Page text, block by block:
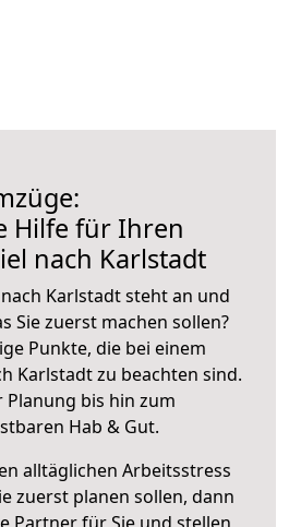
Hilfe für Ihren
nach Karlstadt
Karlstadt steht an und
Sie zuerst machen sollen?
Punkte, die bei einem
Karlstadt zu beachten sind.
bis hin zum
Hab & Gut.
alltäglichen Arbeitsstress
zuerst planen sollen, dann